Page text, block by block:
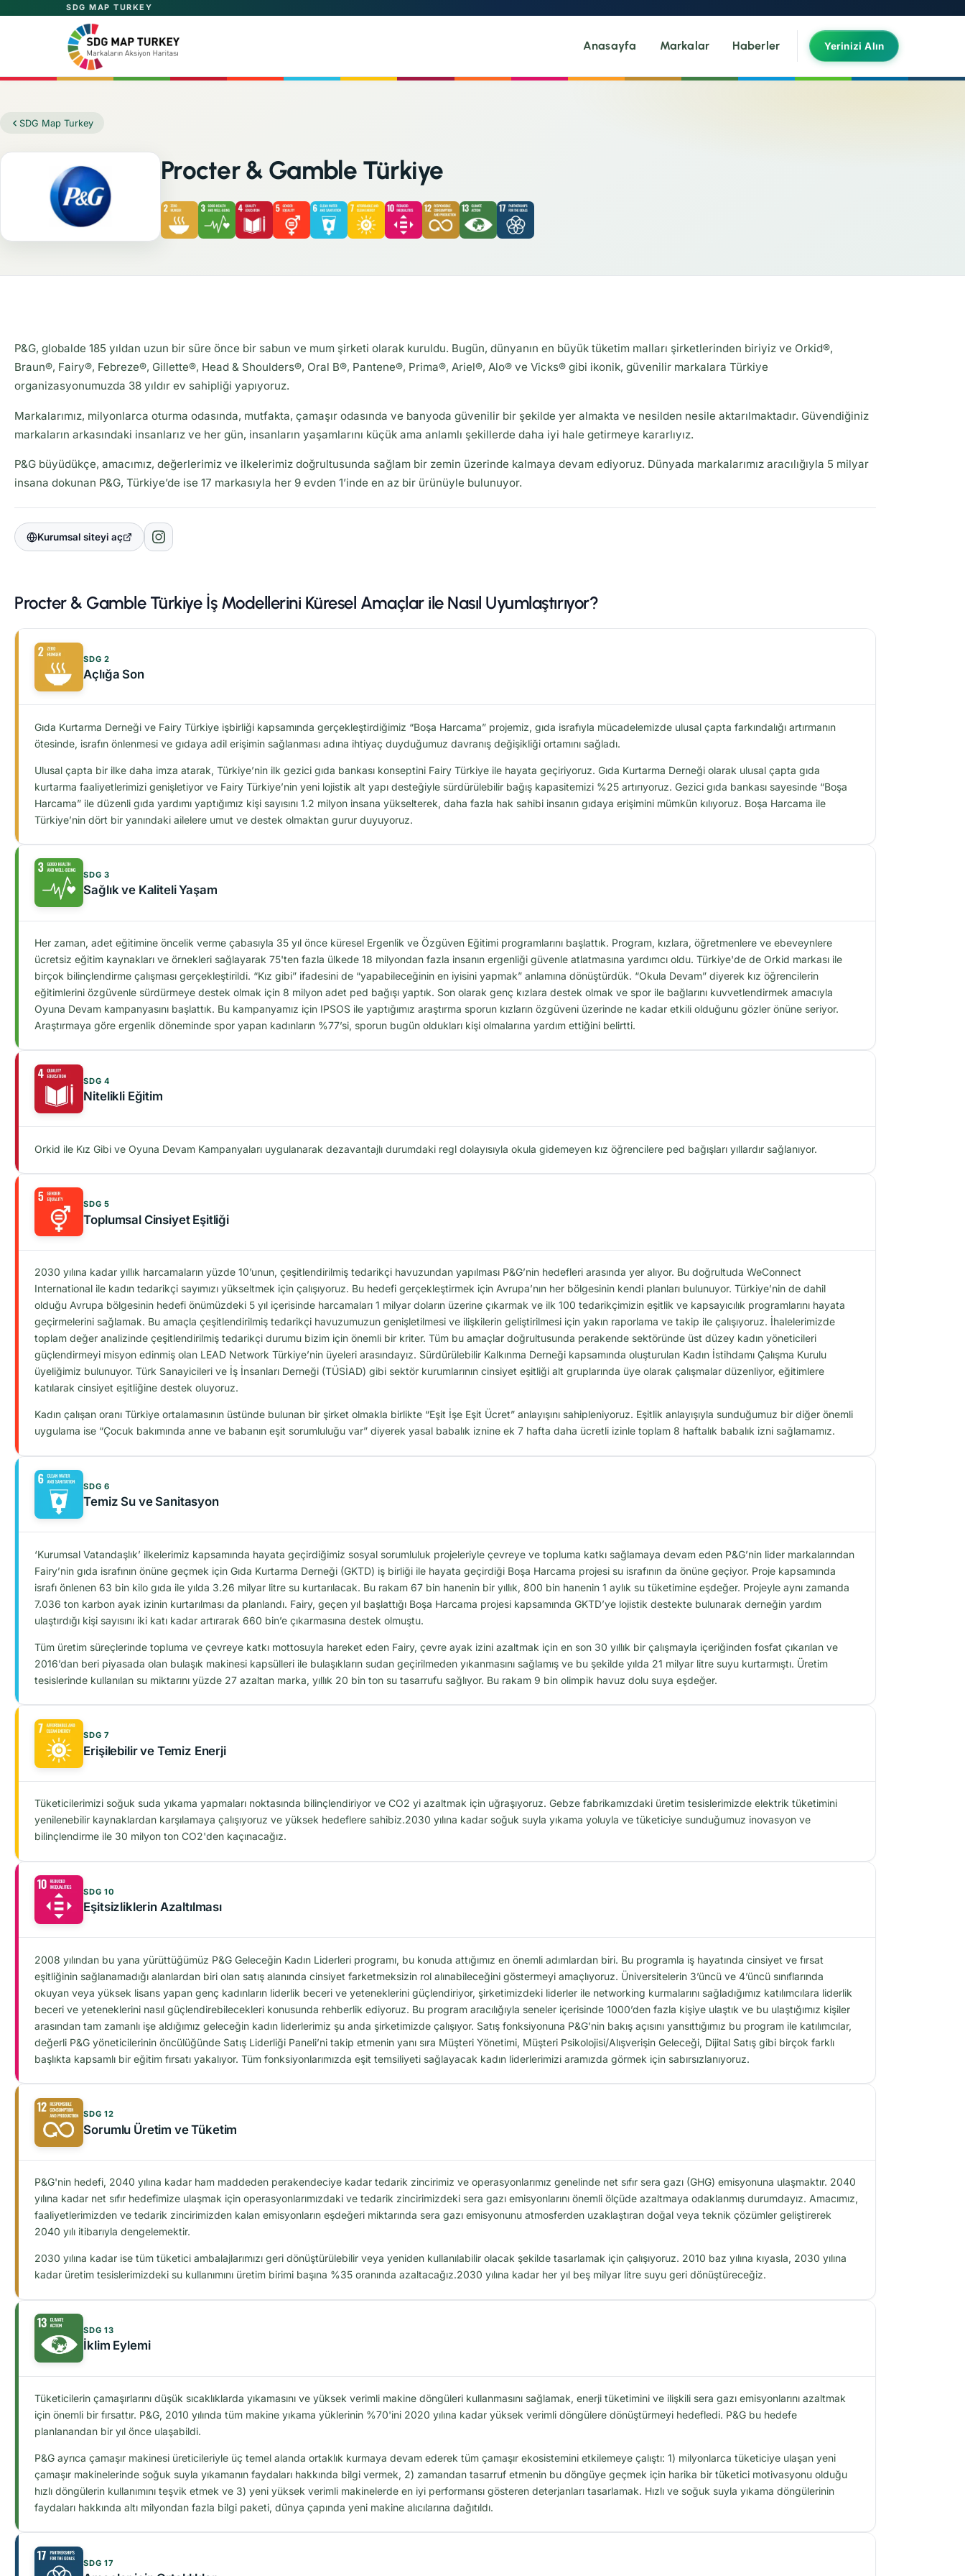
SDG MAP TURKEY
Anasayfa Markalar Haberler Yerinizi Alın
SDG Map Turkey
Procter & Gamble Türkiye
P&G, globalde 185 yıldan uzun bir süre önce bir sabun ve mum şirketi olarak kuruldu. Bugün, dünyanın en büyük tüketim malları şirketlerinden biriyiz ve Orkid®,
Braun®, Fairy®, Febreze®, Gillette®, Head & Shoulders®, Oral B®, Pantene®, Prima®, Ariel®, Alo® ve Vicks® gibi ikonik, güvenilir markalara Türkiye
organizasyonumuzda 38 yıldır ev sahipliği yapıyoruz.
Markalarımız, milyonlarca oturma odasında, mutfakta, çamaşır odasında ve banyoda güvenilir bir şekilde yer almakta ve nesilden nesile aktarılmaktadır. Güvendiğiniz
markaların arkasındaki insanlarız ve her gün, insanların yaşamlarını küçük ama anlamlı şekillerde daha iyi hale getirmeye kararlıyız.
P&G büyüdükçe, amacımız, değerlerimiz ve ilkelerimiz doğrultusunda sağlam bir zemin üzerinde kalmaya devam ediyoruz. Dünyada markalarımız aracılığıyla 5 milyar
insana dokunan P&G, Türkiye’de ise 17 markasıyla her 9 evden 1’inde en az bir ürünüyle bulunuyor.
Kurumsal siteyi aç
Procter & Gamble Türkiye İş Modellerini Küresel Amaçlar ile Nasıl Uyumlaştırıyor?
SDG 2
Açlığa Son
Gıda Kurtarma Derneği ve Fairy Türkiye işbirliği kapsamında gerçekleştirdiğimiz “Boşa Harcama” projemiz, gıda israfıyla mücadelemizde ulusal çapta farkındalığı artırmanın
ötesinde, israfın önlenmesi ve gıdaya adil erişimin sağlanması adına ihtiyaç duyduğumuz davranış değişikliği ortamını sağladı.
Ulusal çapta bir ilke daha imza atarak, Türkiye’nin ilk gezici gıda bankası konseptini Fairy Türkiye ile hayata geçiriyoruz. Gıda Kurtarma Derneği olarak ulusal çapta gıda
kurtarma faaliyetlerimizi genişletiyor ve Fairy Türkiye’nin yeni lojistik alt yapı desteğiyle sürdürülebilir bağış kapasitemizi %25 artırıyoruz. Gezici gıda bankası sayesinde “Boşa
Harcama” ile düzenli gıda yardımı yaptığımız kişi sayısını 1.2 milyon insana yükselterek, daha fazla hak sahibi insanın gıdaya erişimini mümkün kılıyoruz. Boşa Harcama ile
Türkiye’nin dört bir yanındaki ailelere umut ve destek olmaktan gurur duyuyoruz.
SDG 3
Sağlık ve Kaliteli Yaşam
Her zaman, adet eğitimine öncelik verme çabasıyla 35 yıl önce küresel Ergenlik ve Özgüven Eğitimi programlarını başlattık. Program, kızlara, öğretmenlere ve ebeveynlere
ücretsiz eğitim kaynakları ve örnekleri sağlayarak 75'ten fazla ülkede 18 milyondan fazla insanın ergenliği güvenle atlatmasına yardımcı oldu. Türkiye'de de Orkid markası ile
birçok bilinçlendirme çalışması gerçekleştirildi. “Kız gibi” ifadesini de “yapabileceğinin en iyisini yapmak” anlamına dönüştürdük. “Okula Devam” diyerek kız öğrencilerin
eğitimlerini özgüvenle sürdürmeye destek olmak için 8 milyon adet ped bağışı yaptık. Son olarak genç kızlara destek olmak ve spor ile bağlarını kuvvetlendirmek amacıyla
Oyuna Devam kampanyasını başlattık. Bu kampanyamız için IPSOS ile yaptığımız araştırma sporun kızların özgüveni üzerinde ne kadar etkili olduğunu gözler önüne seriyor.
Araştırmaya göre ergenlik döneminde spor yapan kadınların %77’si, sporun bugün oldukları kişi olmalarına yardım ettiğini belirtti.
SDG 4
Nitelikli Eğitim
Orkid ile Kız Gibi ve Oyuna Devam Kampanyaları uygulanarak dezavantajlı durumdaki regl dolayısıyla okula gidemeyen kız öğrencilere ped bağışları yıllardır sağlanıyor.
SDG 5
Toplumsal Cinsiyet Eşitliği
2030 yılına kadar yıllık harcamaların yüzde 10’unun, çeşitlendirilmiş tedarikçi havuzundan yapılması P&G’nin hedefleri arasında yer alıyor. Bu doğrultuda WeConnect
International ile kadın tedarikçi sayımızı yükseltmek için çalışıyoruz. Bu hedefi gerçekleştirmek için Avrupa’nın her bölgesinin kendi planları bulunuyor. Türkiye’nin de dahil
olduğu Avrupa bölgesinin hedefi önümüzdeki 5 yıl içerisinde harcamaları 1 milyar doların üzerine çıkarmak ve ilk 100 tedarikçimizin eşitlik ve kapsayıcılık programlarını hayata
geçirmelerini sağlamak. Bu amaçla çeşitlendirilmiş tedarikçi havuzumuzun genişletilmesi ve ilişkilerin geliştirilmesi için yakın raporlama ve takip ile çalışıyoruz. İhalelerimizde
toplam değer analizinde çeşitlendirilmiş tedarikçi durumu bizim için önemli bir kriter. Tüm bu amaçlar doğrultusunda perakende sektöründe üst düzey kadın yöneticileri
güçlendirmeyi misyon edinmiş olan LEAD Network Türkiye’nin üyeleri arasındayız. Sürdürülebilir Kalkınma Derneği kapsamında oluşturulan Kadın İstihdamı Çalışma Kurulu
üyeliğimiz bulunuyor. Türk Sanayicileri ve İş İnsanları Derneği (TÜSİAD) gibi sektör kurumlarının cinsiyet eşitliği alt gruplarında üye olarak çalışmalar düzenliyor, eğitimlere
katılarak cinsiyet eşitliğine destek oluyoruz.
Kadın çalışan oranı Türkiye ortalamasının üstünde bulunan bir şirket olmakla birlikte “Eşit İşe Eşit Ücret” anlayışını sahipleniyoruz. Eşitlik anlayışıyla sunduğumuz bir diğer önemli
uygulama ise “Çocuk bakımında anne ve babanın eşit sorumluluğu var” diyerek yasal babalık iznine ek 7 hafta daha ücretli izinle toplam 8 haftalık babalık izni sağlamamız.
SDG 6
Temiz Su ve Sanitasyon
‘Kurumsal Vatandaşlık’ ilkelerimiz kapsamında hayata geçirdiğimiz sosyal sorumluluk projeleriyle çevreye ve topluma katkı sağlamaya devam eden P&G’nin lider markalarından
Fairy’nin gıda israfının önüne geçmek için Gıda Kurtarma Derneği (GKTD) iş birliği ile hayata geçirdiği Boşa Harcama projesi su israfının da önüne geçiyor. Proje kapsamında
israfı önlenen 63 bin kilo gıda ile yılda 3.26 milyar litre su kurtarılacak. Bu rakam 67 bin hanenin bir yıllık, 800 bin hanenin 1 aylık su tüketimine eşdeğer. Projeyle aynı zamanda
7.036 ton karbon ayak izinin kurtarılması da planlandı. Fairy, geçen yıl başlattığı Boşa Harcama projesi kapsamında GKTD’ye lojistik destekte bulunarak derneğin yardım
ulaştırdığı kişi sayısını iki katı kadar artırarak 660 bin’e çıkarmasına destek olmuştu.
Tüm üretim süreçlerinde topluma ve çevreye katkı mottosuyla hareket eden Fairy, çevre ayak izini azaltmak için en son 30 yıllık bir çalışmayla içeriğinden fosfat çıkarılan ve
2016’dan beri piyasada olan bulaşık makinesi kapsülleri ile bulaşıkların sudan geçirilmeden yıkanmasını sağlamış ve bu şekilde yılda 21 milyar litre suyu kurtarmıştı. Üretim
tesislerinde kullanılan su miktarını yüzde 27 azaltan marka, yıllık 20 bin ton su tasarrufu sağlıyor. Bu rakam 9 bin olimpik havuz dolu suya eşdeğer.
SDG 7
Erişilebilir ve Temiz Enerji
Tüketicilerimizi soğuk suda yıkama yapmaları noktasında bilinçlendiriyor ve CO2 yi azaltmak için uğraşıyoruz. Gebze fabrikamızdaki üretim tesislerimizde elektrik tüketimini
yenilenebilir kaynaklardan karşılamaya çalışıyoruz ve yüksek hedeflere sahibiz.2030 yılına kadar soğuk suyla yıkama yoluyla ve tüketiciye sunduğumuz inovasyon ve
bilinçlendirme ile 30 milyon ton CO2'den kaçınacağız.
SDG 10
Eşitsizliklerin Azaltılması
2008 yılından bu yana yürüttüğümüz P&G Geleceğin Kadın Liderleri programı, bu konuda attığımız en önemli adımlardan biri. Bu programla iş hayatında cinsiyet ve fırsat
eşitliğinin sağlanamadığı alanlardan biri olan satış alanında cinsiyet farketmeksizin rol alınabileceğini göstermeyi amaçlıyoruz. Üniversitelerin 3’üncü ve 4’üncü sınıflarında
okuyan veya yüksek lisans yapan genç kadınların liderlik beceri ve yeteneklerini güçlendiriyor, şirketimizdeki liderler ile networking kurmalarını sağladığımız katılımcılara liderlik
beceri ve yeteneklerini nasıl güçlendirebilecekleri konusunda rehberlik ediyoruz. Bu program aracılığıyla seneler içerisinde 1000’den fazla kişiye ulaştık ve bu ulaştığımız kişiler
arasından tam zamanlı işe aldığımız geleceğin kadın liderlerimiz şu anda şirketimizde çalışıyor. Satış fonksiyonuna P&G’nin bakış açısını yansıttığımız bu program ile katılımcılar,
değerli P&G yöneticilerinin öncülüğünde Satış Liderliği Paneli’ni takip etmenin yanı sıra Müşteri Yönetimi, Müşteri Psikolojisi/Alışverişin Geleceği, Dijital Satış gibi birçok farklı
başlıkta kapsamlı bir eğitim fırsatı yakalıyor. Tüm fonksiyonlarımızda eşit temsiliyeti sağlayacak kadın liderlerimizi aramızda görmek için sabırsızlanıyoruz.
SDG 12
Sorumlu Üretim ve Tüketim
P&G'nin hedefi, 2040 yılına kadar ham maddeden perakendeciye kadar tedarik zincirimiz ve operasyonlarımız genelinde net sıfır sera gazı (GHG) emisyonuna ulaşmaktır. 2040
yılına kadar net sıfır hedefimize ulaşmak için operasyonlarımızdaki ve tedarik zincirimizdeki sera gazı emisyonlarını önemli ölçüde azaltmaya odaklanmış durumdayız. Amacımız,
faaliyetlerimizden ve tedarik zincirimizden kalan emisyonların eşdeğeri miktarında sera gazı emisyonunu atmosferden uzaklaştıran doğal veya teknik çözümler geliştirerek
2040 yılı itibarıyla dengelemektir.
2030 yılına kadar ise tüm tüketici ambalajlarımızı geri dönüştürülebilir veya yeniden kullanılabilir olacak şekilde tasarlamak için çalışıyoruz. 2010 baz yılına kıyasla, 2030 yılına
kadar üretim tesislerimizdeki su kullanımını üretim birimi başına %35 oranında azaltacağız.2030 yılına kadar her yıl beş milyar litre suyu geri dönüştüreceğiz.
SDG 13
İklim Eylemi
Tüketicilerin çamaşırlarını düşük sıcaklıklarda yıkamasını ve yüksek verimli makine döngüleri kullanmasını sağlamak, enerji tüketimini ve ilişkili sera gazı emisyonlarını azaltmak
için önemli bir fırsattır. P&G, 2010 yılında tüm makine yıkama yüklerinin %70'ini 2020 yılına kadar yüksek verimli döngülere dönüştürmeyi hedefledi. P&G bu hedefe
planlanandan bir yıl önce ulaşabildi.
P&G ayrıca çamaşır makinesi üreticileriyle üç temel alanda ortaklık kurmaya devam ederek tüm çamaşır ekosistemini etkilemeye çalıştı: 1) milyonlarca tüketiciye ulaşan yeni
çamaşır makinelerinde soğuk suyla yıkamanın faydaları hakkında bilgi vermek, 2) zamandan tasarruf etmenin bu döngüye geçmek için harika bir tüketici motivasyonu olduğu
hızlı döngülerin kullanımını teşvik etmek ve 3) yeni yüksek verimli makinelerde en iyi performansı gösteren deterjanları tasarlamak. Hızlı ve soğuk suyla yıkama döngülerinin
faydaları hakkında altı milyondan fazla bilgi paketi, dünya çapında yeni makine alıcılarına dağıtıldı.
SDG 17